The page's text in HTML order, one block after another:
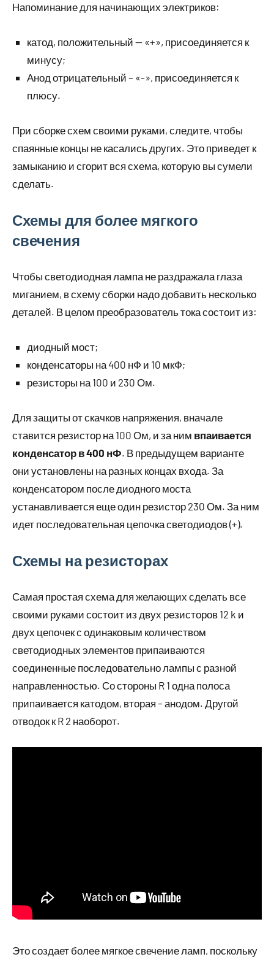
Напоминание для начинающих электриков:
катод, положительный — «+», присоединяется к
минусу;
Анод отрицательный – «-», присоединяется к
плюсу.
При сборке схем своими руками, следите, чтобы
спаянные концы не касались других. Это приведет к
замыканию и сгорит вся схема, которую вы сумели
сделать.
Схемы для более мягкого
свечения
Чтобы светодиодная лампа не раздражала глаза
миганием, в схему сборки надо добавить несколько
деталей. В целом преобразователь тока состоит из:
диодный мост;
конденсаторы на 400 нФ и 10 мкФ;
резисторы на 100 и 230 Ом.
Для защиты от скачков напряжения, вначале
ставится резистор на 100 Ом, и за ним впаивается
конденсатор в 400 нФ. В предыдущем варианте
они установлены на разных концах входа. За
конденсатором после диодного моста
устанавливается еще один резистор 230 Ом. За ним
идет последовательная цепочка светодиодов (+).
Схемы на резисторах
Самая простая схема для желающих сделать все
своими руками состоит из двух резисторов 12 k и
двух цепочек с одинаковым количеством
светодиодных элементов припаиваются
соединенные последовательно лампы с разной
направленностью. Со стороны R 1 одна полоса
припаивается катодом, вторая – анодом. Другой
отводок к R 2 наоборот.
Это создает более мягкое свечение ламп, поскольку